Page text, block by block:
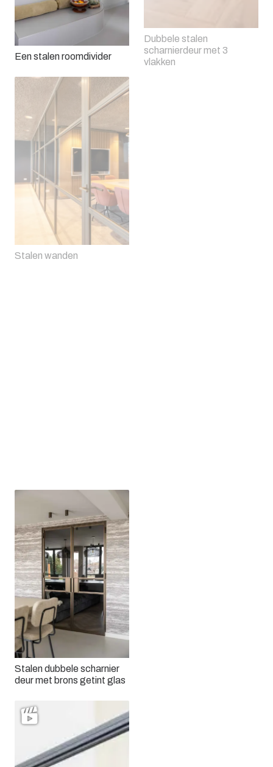
Een stalen roomdivider
Stalen wanden
Stalen dubbele scharnier
deur met brons getint glas
Dubbele stalen
scharnierdeur met 3
vlakken